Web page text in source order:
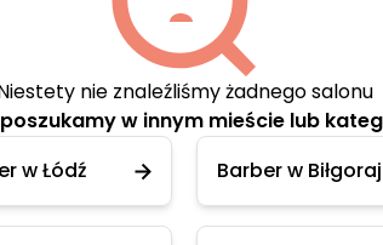
nie znaleźliśmy żadnego salonu
w innym mieście lub
w Łódź Barber w Biłgoraj